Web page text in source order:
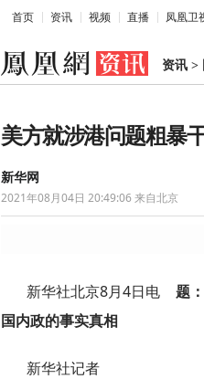
首页 资讯 视频 直播 凤凰卫
资讯 >
美方就涉港问题粗暴
新华网
2021年08月04日 20:49:06来自北京
新华社北京8月4日电 题
国内政的事实真相
新华社记者